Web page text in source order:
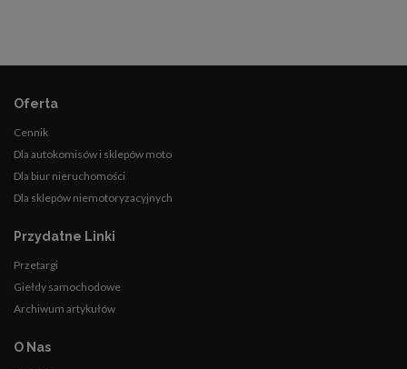
Oferta
Cennik
Dla autokomisów i sklepów moto
Dla biur nieruchomości
Dla sklepów niemotoryzacyjnych
Przydatne Linki
Przetargi
Giełdy samochodowe
Archiwum artykułów
O Nas